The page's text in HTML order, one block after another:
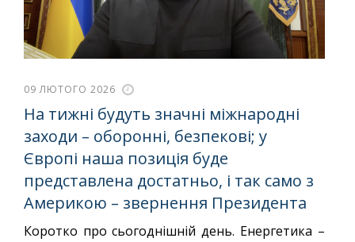
09 ЛЮТОГО 2026
На тижні будуть значні міжнародні
заходи – оборонні, безпекові; у
Європі наша позиція буде
представлена достатньо, і так само з
Америкою – звернення Президента
Коротко про сьогоднішній день. Енергетика –